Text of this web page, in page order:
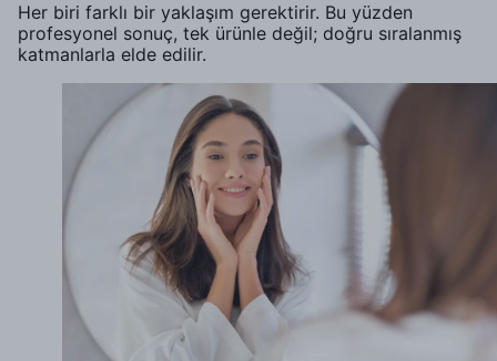
Her biri farklı bir yaklaşım gerektirir. Bu yüzden
profesyonel sonuç, tek ürünle değil; doğru sıralanmış
katmanlarla elde edilir.